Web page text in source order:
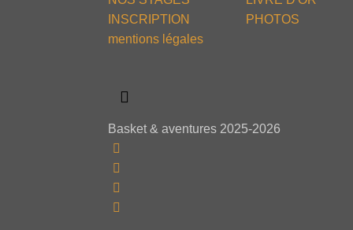
INSCRIPTION
mentions légales
PHOTOS
Basket & aventures 2025-2026